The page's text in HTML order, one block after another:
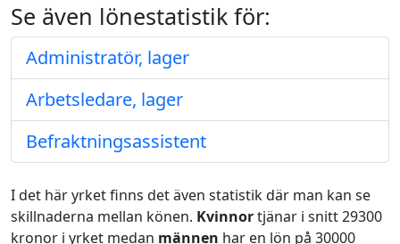
Se även lönestatistik för:
Administratör, lager
Arbetsledare, lager
Befraktningsassistent
I det här yrket finns det även statistik där man kan se
skillnaderna mellan könen. Kvinnortjänar i snitt 29300
kronor i yrket medan männen har en lön på 30000